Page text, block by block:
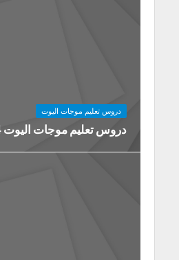
دروس تعليم موجات اليوت
دروس تعليم موجات اليوت 4